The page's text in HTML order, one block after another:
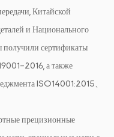
Китайской
и Национального
получили сертификаты
2016, а также
ISO14001:2015、
прецизионные